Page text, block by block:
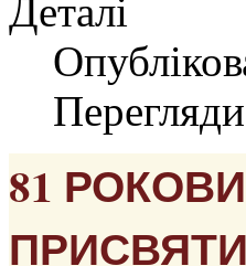
Деталі
81